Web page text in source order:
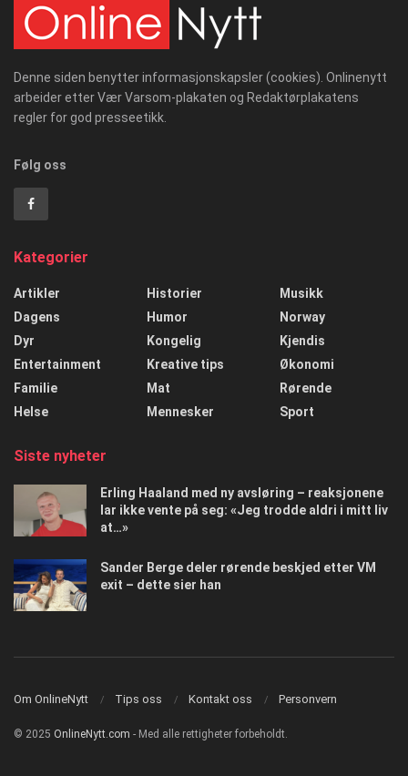
Denne siden benytter informasjonskapsler (cookies). Onlinenytt
arbeider etter Vær Varsom-plakaten og Redaktørplakatens
regler for god presseetikk.
Følg oss
Kategorier
Artikler
Dagens
Dyr
Entertainment
Familie
Helse
Historier
Humor
Kongelig
Kreative tips
Mat
Mennesker
Musikk
Norway
Kjendis
Økonomi
Rørende
Sport
Siste nyheter
Erling Haaland med ny avsløring – reaksjonene
lar ikke vente på seg: «Jeg trodde aldri i mitt liv
at…»
Sander Berge deler rørende beskjed etter VM
exit – dette sier han
Om OnlineNytt Tips oss Kontakt oss Personvern
© 2025 OnlineNytt.com - Med alle rettigheter forbeholdt.